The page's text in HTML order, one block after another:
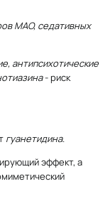
МАО, седативных
антипсихотические
- риск
гуанетидина.
эффект, а